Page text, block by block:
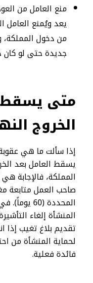
منع العامل من
يعد ويُمنع العامل
من دخول المملكة،
جديدة حتى لو كان
متى يسقط
الخروج
إذا سألت ما هي
يسقط العامل بعد
المملكة، فالإجابة
صاحب العمل متابعة
المحددة
المنشأة إلغاء
تقديم بلاغ تغيب إذا
لحماية المنشأة من
فائدة فعلية.